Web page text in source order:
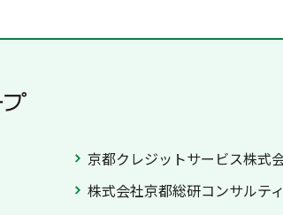
京都クレジットサービス株式
株式会社京都総研コンサルテ